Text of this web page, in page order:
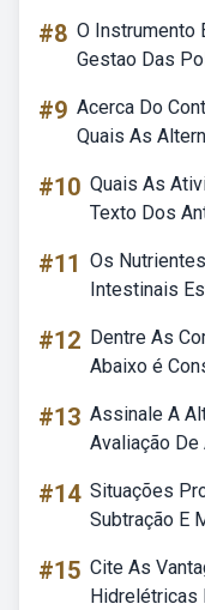
#8 O Instrumento
Gestao Das
#9 Acerca Do
Quais As
#10 Quais As
Texto Dos
#11 Os
Intestinais
#12 Dentre As
Abaixo é
#13 Assinale A
Avaliação
#14 Situações
Subtração E
#15 Cite As
Hidrelétricas